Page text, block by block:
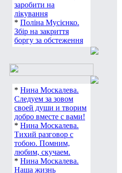
заробити на
лікування
* Поліна Мусієнко.
Збір на закриття
боргу за обстеження
* Нина Москалева.
Следуем за зовом
своей души и творим
добро вместе с вами!
* Нина Москалева.
Тихий разговор с
тобою. Помним,
любим, скучаем.
* Нина Москалева.
Наша жизнь